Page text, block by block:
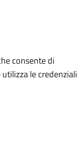
consente di
le credenziali